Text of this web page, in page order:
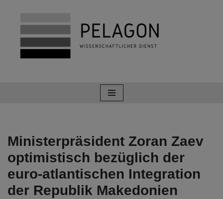
Zum
Inhalt
springen
Ministerpräsident Zoran Zaev
optimistisch bezüglich der
euro-atlantischen Integration
der Republik Makedonien